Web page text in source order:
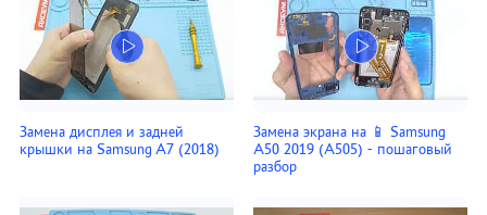
Замена дисплея и задней
крышки на Samsung A7 (2018)
Замена экрана на 📱 Samsung
A50 2019 (A505) - пошаговый
разбор